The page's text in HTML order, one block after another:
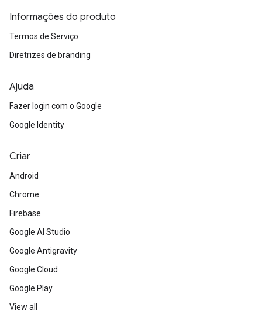
Informações do produto
Termos de Serviço
Diretrizes de branding
Ajuda
Fazer login com o Google
Google Identity
Criar
Android
Chrome
Firebase
Google AI Studio
Google Antigravity
Google Cloud
Google Play
View all